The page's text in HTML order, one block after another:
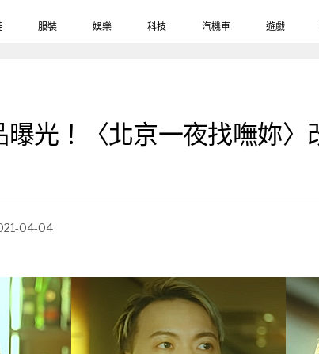
服裝 娛樂 科技 汽機車 遊戲
曝光！〈北京一夜找嘸妳
04-04